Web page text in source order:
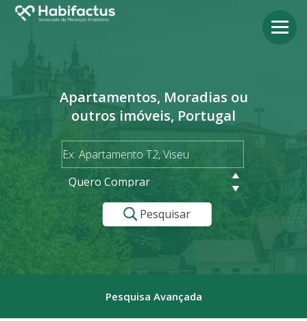
Apartamentos, Moradias ou
outros imóveis, Portugal
Quero Comprar
Pesquisar
Pesquisa Avançada